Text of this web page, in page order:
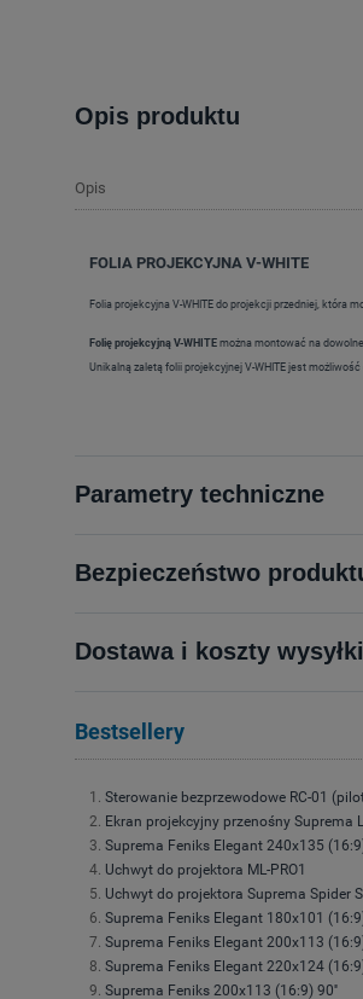
Opis produktu
Opis
FOLIA PROJEKCYJNA V-WHITE
Folia projekcyjna V-WHITE do projekcji przedniej, która
Folię projekcyjną V-WHITE można montować na
Unikalną zaletą folii projekcyjnej V-WHITE jest
Parametry techniczne
Bezpieczeństwo
Dostawa i koszty wysyłki
Bestsellery
Sterowanie bezprzewodowe RC-01
Ekran projekcyjny przenośny Suprema
Suprema Feniks Elegant 240x135
Uchwyt do projektora ML-PRO1
Uchwyt do projektora Suprema Spider
Suprema Feniks Elegant 180x101
Suprema Feniks Elegant 200x113
Suprema Feniks Elegant 220x124
Suprema Feniks 200x113 (16:9) 90''